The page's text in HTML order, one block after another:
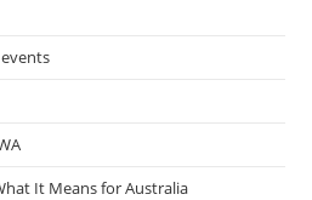
It Means for Australia